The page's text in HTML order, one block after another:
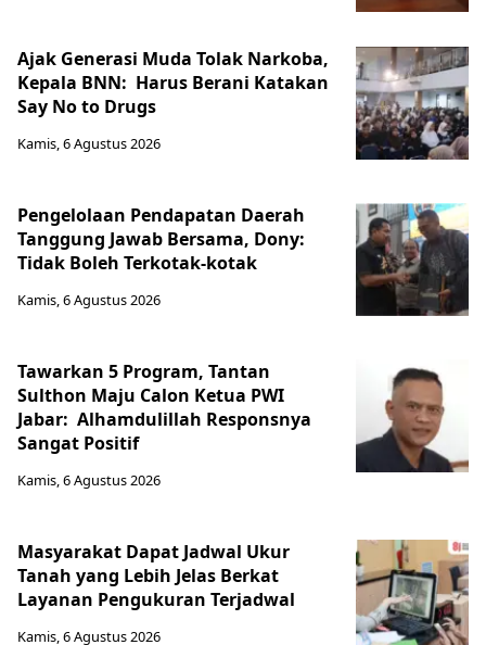
Ajak Generasi Muda Tolak Narkoba,
Kepala BNN: Harus Berani Katakan
Say No to Drugs
Kamis, 6 Agustus 2026
Pengelolaan Pendapatan Daerah
Tanggung Jawab Bersama, Dony:
Tidak Boleh Terkotak-kotak
Kamis, 6 Agustus 2026
Tawarkan 5 Program, Tantan
Sulthon Maju Calon Ketua PWI
Jabar: Alhamdulillah Responsnya
Sangat Positif
Kamis, 6 Agustus 2026
Masyarakat Dapat Jadwal Ukur
Tanah yang Lebih Jelas Berkat
Layanan Pengukuran Terjadwal
Kamis, 6 Agustus 2026